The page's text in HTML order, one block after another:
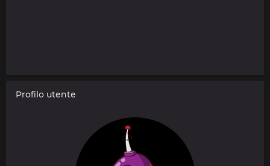
Profilo utente